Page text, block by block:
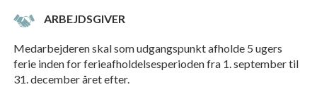
ARBEJDSGIVER
Medarbejderen skal som udgangspunkt afholde 5 ugers
ferie inden for ferieafholdelsesperioden fra 1. september til
31. december året efter.